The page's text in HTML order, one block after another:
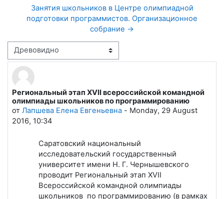
Занятия школьников в Центре олимпиадной
подготовки программистов. Организационное
собрание →
Режим отображения
Региональный этап XVII всероссийской командной
олимпиады школьников по программированию
от Лапшева Елена Евгеньевна - Monday, 29 August
2016, 10:34
Количество ответов: 0
Саратовский национальный
исследовательский государственный
университет имени Н. Г. Чернышевского
проводит Региональный этап XVII
Всероссийской командной олимпиады
школьников по программированию (в рамках